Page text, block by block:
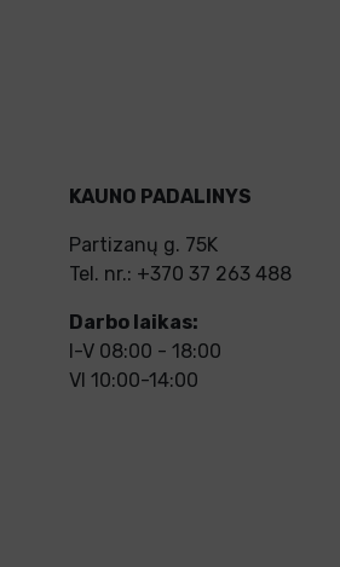
KAUNO PADALINYS
Partizanų g. 75K
Tel. nr.: +370 37 263 488
Darbo laikas:
I-V 08:00 - 18:00
VI 10:00-14:00